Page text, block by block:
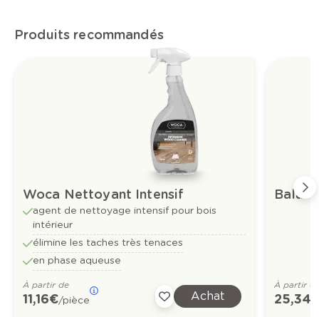
Produits recommandés
Woca Nettoyant Intensif
agent de nettoyage intensif pour bois
intérieur
élimine les taches très tenaces
en phase aqueuse
À partir de
11,16 €/pièce Achat
Balai
À partir
25,34